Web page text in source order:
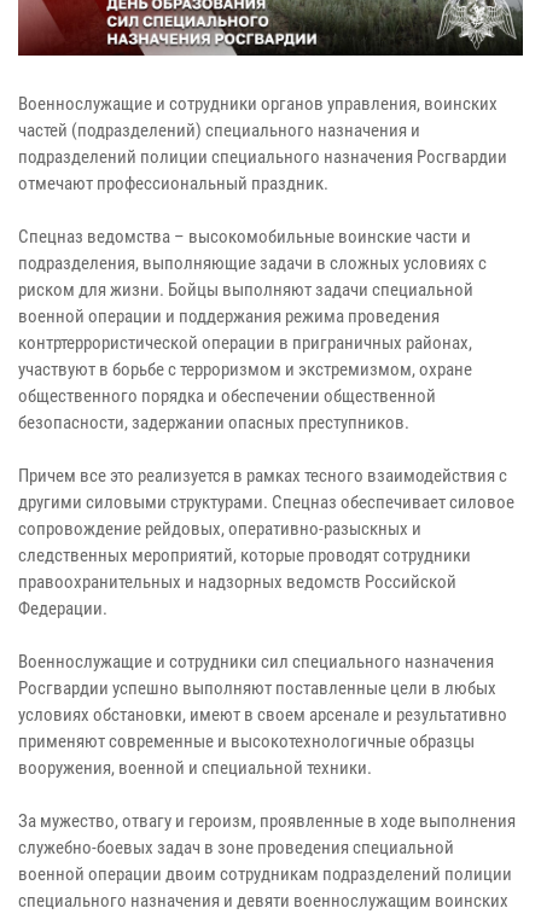
Военнослужащие и сотрудники органов управления, воинских
частей (подразделений) специального назначения и
подразделений полиции специального назначения Росгвардии
отмечают профессиональный праздник.
Спецназ ведомства – высокомобильные воинские части и
подразделения, выполняющие задачи в сложных условиях с
риском для жизни. Бойцы выполняют задачи специальной
военной операции и поддержания режима проведения
контртеррористической операции в приграничных районах,
участвуют в борьбе с терроризмом и экстремизмом, охране
общественного порядка и обеспечении общественной
безопасности, задержании опасных преступников.
Причем все это реализуется в рамках тесного взаимодействия с
другими силовыми структурами. Спецназ обеспечивает силовое
сопровождение рейдовых, оперативно-разыскных и
следственных мероприятий, которые проводят сотрудники
правоохранительных и надзорных ведомств Российской
Федерации.
Военнослужащие и сотрудники сил специального назначения
Росгвардии успешно выполняют поставленные цели в любых
условиях обстановки, имеют в своем арсенале и результативно
применяют современные и высокотехнологичные образцы
вооружения, военной и специальной техники.
За мужество, отвагу и героизм, проявленные в ходе выполнения
служебно-боевых задач в зоне проведения специальной
военной операции двоим сотрудникам подразделений полиции
специального назначения и девяти военнослужащим воинских